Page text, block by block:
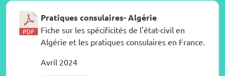
Pratiques consulaires- Algérie
Fiche sur les spécificités de l'état-civil en
Algérie et les pratiques consulaires en France.
Avril 2024